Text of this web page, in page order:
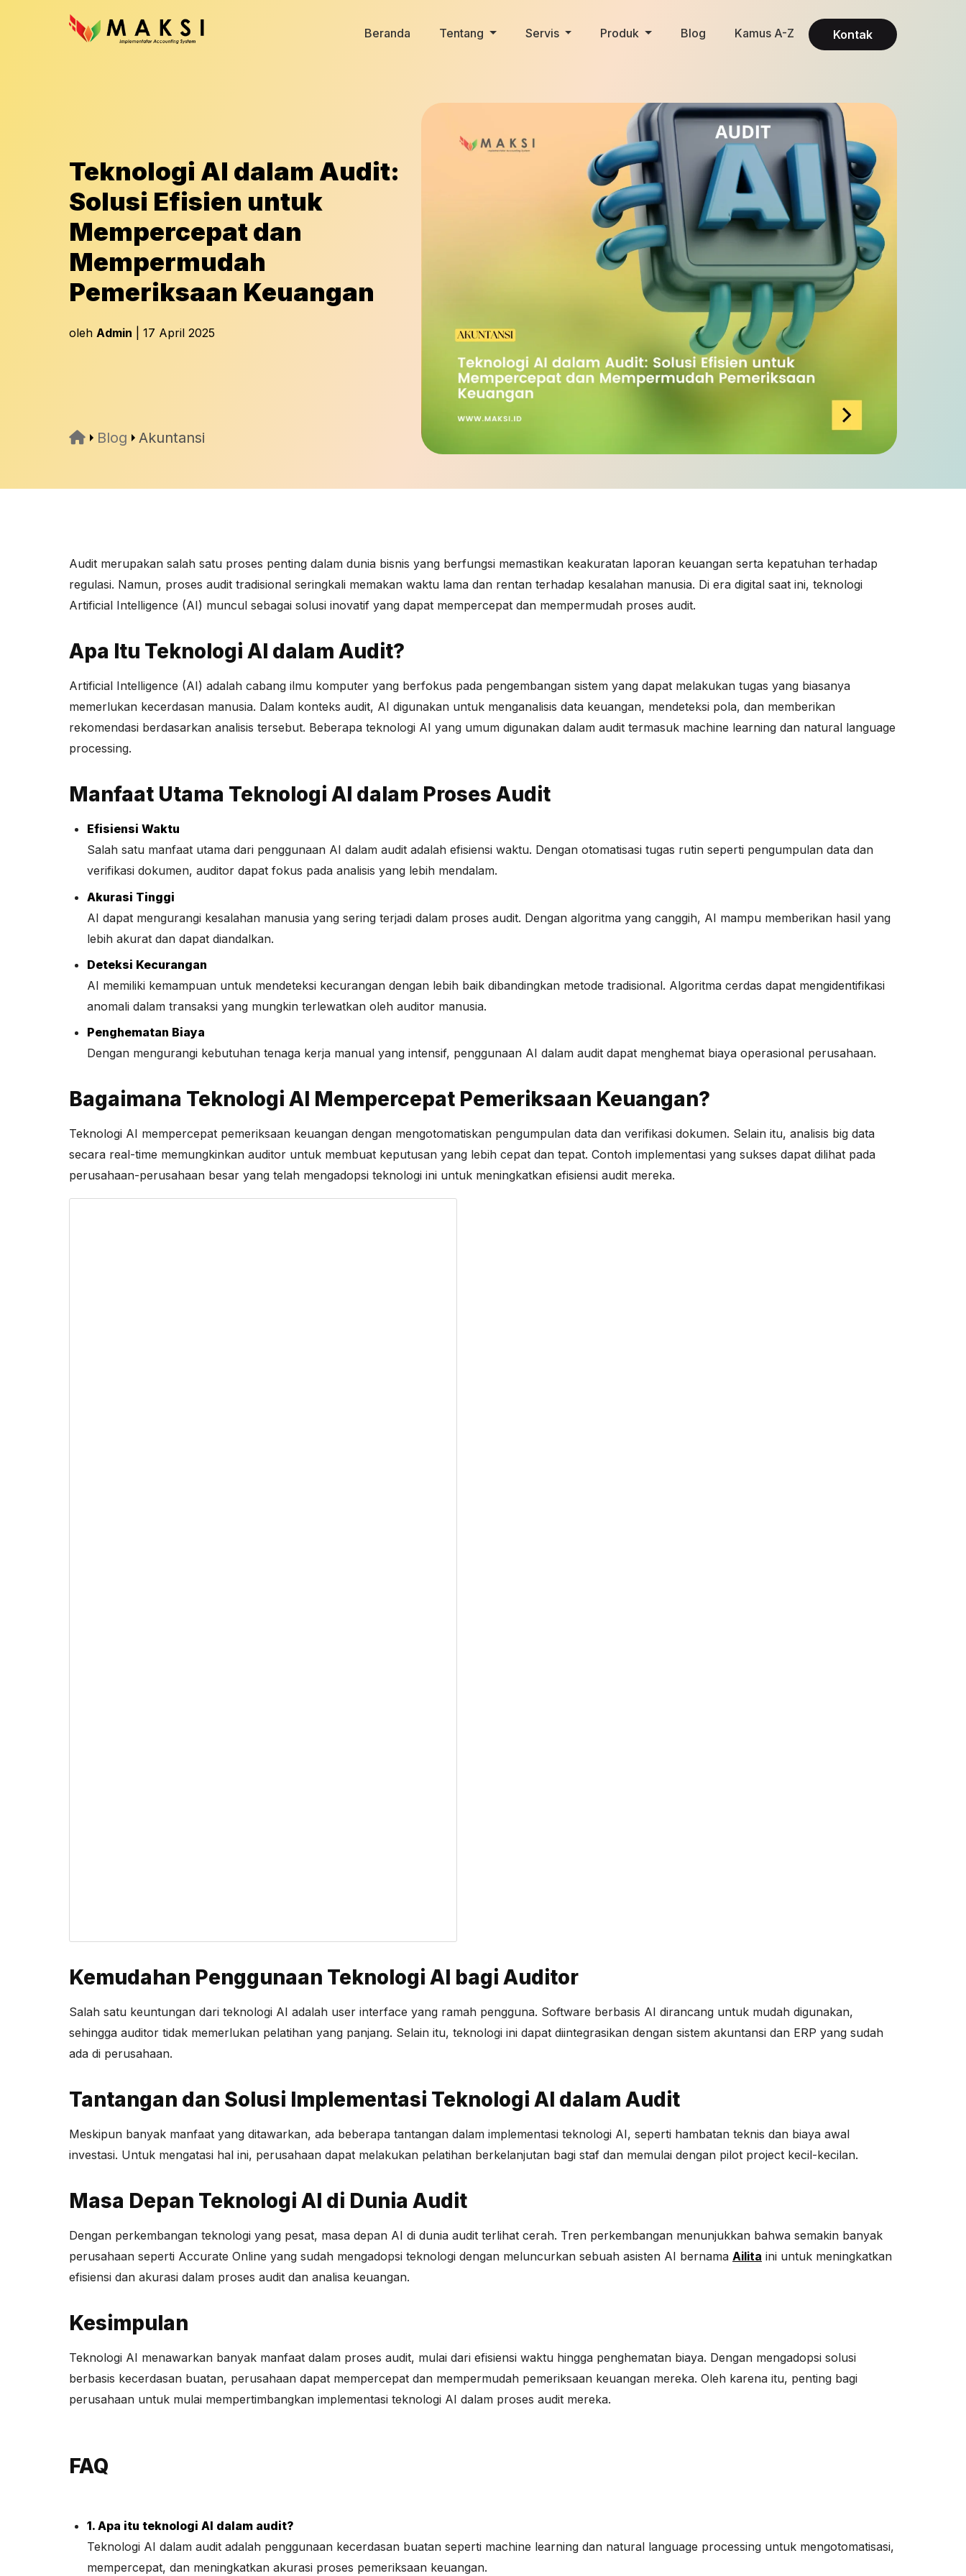
Beranda Tentang Servis Produk Blog Kamus A-Z Kontak
Teknologi AI dalam Audit:
Solusi Efisien untuk
Mempercepat dan
Mempermudah
Pemeriksaan Keuangan
oleh Admin | 17 April 2025
Blog Akuntansi
Audit merupakan salah satu proses penting dalam dunia bisnis yang berfungsi memastikan keakuratan laporan keuangan serta kepatuhan terhadap
regulasi. Namun, proses audit tradisional seringkali memakan waktu lama dan rentan terhadap kesalahan manusia. Di era digital saat ini, teknologi
Artificial Intelligence (AI) muncul sebagai solusi inovatif yang dapat mempercepat dan mempermudah proses audit.
Apa Itu Teknologi AI dalam Audit?
Artificial Intelligence (AI) adalah cabang ilmu komputer yang berfokus pada pengembangan sistem yang dapat melakukan tugas yang biasanya
memerlukan kecerdasan manusia. Dalam konteks audit, AI digunakan untuk menganalisis data keuangan, mendeteksi pola, dan memberikan
rekomendasi berdasarkan analisis tersebut. Beberapa teknologi AI yang umum digunakan dalam audit termasuk machine learning dan natural language
processing.
Manfaat Utama Teknologi AI dalam Proses Audit
Efisiensi Waktu
Salah satu manfaat utama dari penggunaan AI dalam audit adalah efisiensi waktu. Dengan otomatisasi tugas rutin seperti pengumpulan data dan
verifikasi dokumen, auditor dapat fokus pada analisis yang lebih mendalam.
Akurasi Tinggi
AI dapat mengurangi kesalahan manusia yang sering terjadi dalam proses audit. Dengan algoritma yang canggih, AI mampu memberikan hasil yang
lebih akurat dan dapat diandalkan.
Deteksi Kecurangan
AI memiliki kemampuan untuk mendeteksi kecurangan dengan lebih baik dibandingkan metode tradisional. Algoritma cerdas dapat mengidentifikasi
anomali dalam transaksi yang mungkin terlewatkan oleh auditor manusia.
Penghematan Biaya
Dengan mengurangi kebutuhan tenaga kerja manual yang intensif, penggunaan AI dalam audit dapat menghemat biaya operasional perusahaan.
Bagaimana Teknologi AI Mempercepat Pemeriksaan Keuangan?
Teknologi AI mempercepat pemeriksaan keuangan dengan mengotomatiskan pengumpulan data dan verifikasi dokumen. Selain itu, analisis big data
secara real-time memungkinkan auditor untuk membuat keputusan yang lebih cepat dan tepat. Contoh implementasi yang sukses dapat dilihat pada
perusahaan-perusahaan besar yang telah mengadopsi teknologi ini untuk meningkatkan efisiensi audit mereka.
Kemudahan Penggunaan Teknologi AI bagi Auditor
Salah satu keuntungan dari teknologi AI adalah user interface yang ramah pengguna. Software berbasis AI dirancang untuk mudah digunakan,
sehingga auditor tidak memerlukan pelatihan yang panjang. Selain itu, teknologi ini dapat diintegrasikan dengan sistem akuntansi dan ERP yang sudah
ada di perusahaan.
Tantangan dan Solusi Implementasi Teknologi AI dalam Audit
Meskipun banyak manfaat yang ditawarkan, ada beberapa tantangan dalam implementasi teknologi AI, seperti hambatan teknis dan biaya awal
investasi. Untuk mengatasi hal ini, perusahaan dapat melakukan pelatihan berkelanjutan bagi staf dan memulai dengan pilot project kecil-kecilan.
Masa Depan Teknologi AI di Dunia Audit
Dengan perkembangan teknologi yang pesat, masa depan AI di dunia audit terlihat cerah. Tren perkembangan menunjukkan bahwa semakin banyak
perusahaan seperti Accurate Online yang sudah mengadopsi teknologi dengan meluncurkan sebuah asisten AI bernama Ailita ini untuk meningkatkan
efisiensi dan akurasi dalam proses audit dan analisa keuangan.
Kesimpulan
Teknologi AI menawarkan banyak manfaat dalam proses audit, mulai dari efisiensi waktu hingga penghematan biaya. Dengan mengadopsi solusi
berbasis kecerdasan buatan, perusahaan dapat mempercepat dan mempermudah pemeriksaan keuangan mereka. Oleh karena itu, penting bagi
perusahaan untuk mulai mempertimbangkan implementasi teknologi AI dalam proses audit mereka.
FAQ
1. Apa itu teknologi AI dalam audit?
Teknologi AI dalam audit adalah penggunaan kecerdasan buatan seperti machine learning dan natural language processing untuk mengotomatisasi,
mempercepat, dan meningkatkan akurasi proses pemeriksaan keuangan.